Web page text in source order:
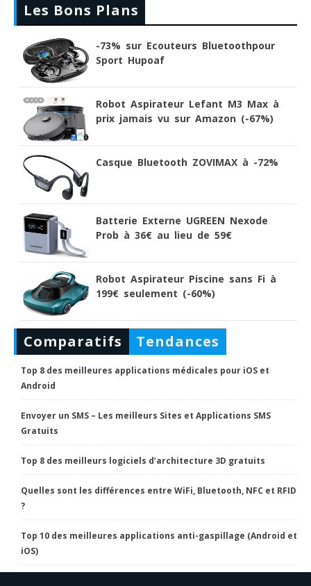
Les Bons Plans
-73% sur Ecouteurs Bluetoothpour
Sport Hupoaf
Robot Aspirateur Lefant M3 Max à
prix jamais vu sur Amazon (-67%)
Casque Bluetooth ZOVIMAX à -72%
Batterie Externe UGREEN Nexode
Prob à 36€ au lieu de 59€
Robot Aspirateur Piscine sans Fi à
199€ seulement (-60%)
Comparatifs Tendances
Top 8 des meilleures applications médicales pour iOS et
Android
Envoyer un SMS – Les meilleurs Sites et Applications SMS
Gratuits
Top 8 des meilleurs logiciels d’architecture 3D gratuits
Quelles sont les différences entre WiFi, Bluetooth, NFC et RFID
?
Top 10 des meilleures applications anti-gaspillage (Android et
iOS)